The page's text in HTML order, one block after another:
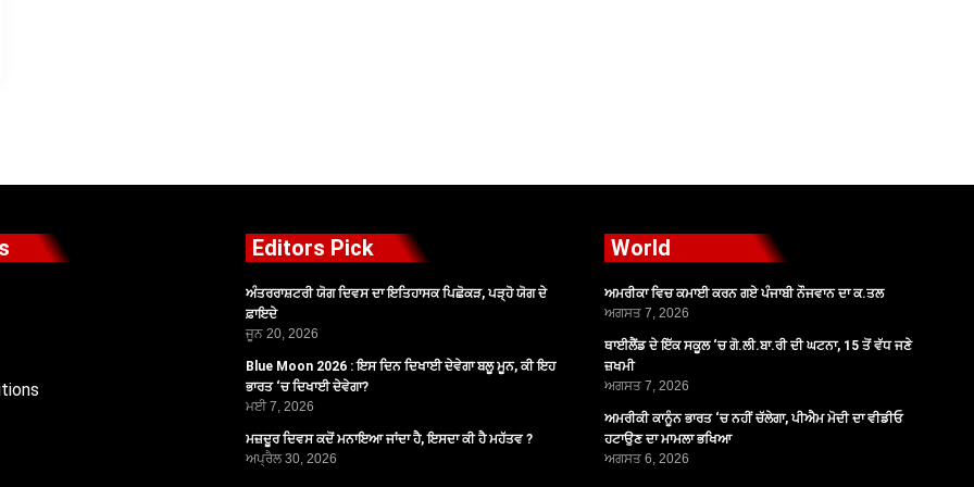
Editors Pick
ਅੰਤਰਰਾਸ਼ਟਰੀ ਯੋਗ ਦਿਵਸ ਦਾ ਇਤਿਹਾਸਕ ਪਿਛੋਕੜ, ਪੜ੍ਹੋ ਯੋਗ ਦੇ
ਫ਼ਾਇਦੇ
ਜੂਨ 20, 2026
Blue Moon 2026 : ਇਸ ਦਿਨ ਦਿਖਾਈ ਦੇਵੇਗਾ ਬਲੂ ਮੂਨ, ਕੀ ਇਹ
ਭਾਰਤ ‘ਚ ਦਿਖਾਈ ਦੇਵੇਗਾ?
ਮਈ 7, 2026
ਮਜ਼ਦੂਰ ਦਿਵਸ ਕਦੋਂ ਮਨਾਇਆ ਜਾਂਦਾ ਹੈ, ਇਸਦਾ ਕੀ ਹੈ ਮਹੱਤਵ ?
ਅਪ੍ਰੈਲ 30, 2026
World
ਅਮਰੀਕਾ ਵਿਚ ਕਮਾਈ ਕਰਨ ਗਏ ਪੰਜਾਬੀ ਨੌਜਵਾਨ ਦਾ ਕ.ਤਲ
ਅਗਸਤ 7, 2026
ਥਾਈਲੈਂਡ ਦੇ ਇੱਕ ਸਕੂਲ ‘ਚ ਗੋ.ਲੀ.ਬਾ.ਰੀ ਦੀ ਘਟਨਾ, 15 ਤੋਂ ਵੱਧ ਜਣੇ
ਜ਼ਖਮੀ
ਅਗਸਤ 7, 2026
ਅਮਰੀਕੀ ਕਾਨੂੰਨ ਭਾਰਤ ‘ਚ ਨਹੀਂ ਚੱਲੇਗਾ, ਪੀਐਮ ਮੋਦੀ ਦਾ ਵੀਡੀਓ
ਹਟਾਉਣ ਦਾ ਮਾਮਲਾ ਭਖਿਆ
ਅਗਸਤ 6, 2026